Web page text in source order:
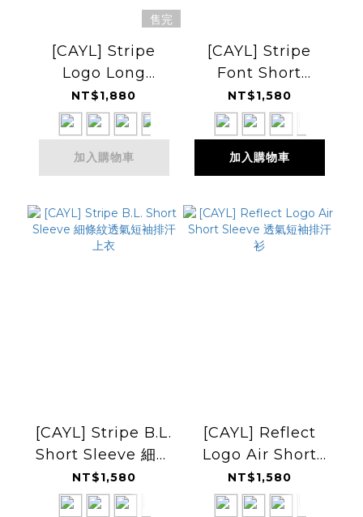
售完
[CAYL] Stripe
Logo Long
Sleeve 細條紋標誌
長袖上衣
NT$1,880
加入購物車
[CAYL] Stripe
Font Short
Sleeve 細條紋透氣
短袖排汗上衣
NT$1,580
加入購物車
[CAYL] Stripe B.L.
Short Sleeve 細條
紋透氣短袖排汗上衣
NT$1,580
[CAYL] Reflect
Logo Air Short
Sleeve 透氣短袖排
汗衫
NT$1,580